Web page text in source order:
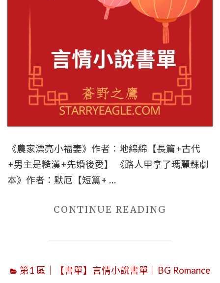
+雙
重
生
+甜
+強
+宮
侯
爵，
前
《農家漂亮小福妻》作者：地綿綿【長篇+古代
+男主是糙漢+先婚後愛】 《路人甲拿了瑪麗蘇劇
本》作者：默厄【短篇+ …
CONTINUE READING
言
小
第1 區｜【書單】言情小說書單｜BG Romance